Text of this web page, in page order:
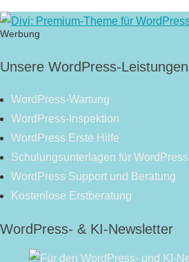
Werbung
Unsere WordPress-Leistungen
WordPress-Wartung
WordPress-Inspektion
WordPress Erste Hilfe
Schulungsunterlagen für WordPress
WordPress Support und Beratung
Kostenlose Erstberatung
WordPress- & KI-Newsletter